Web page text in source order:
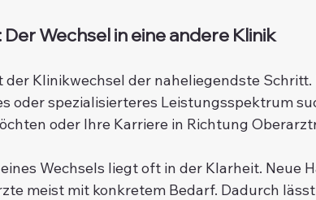
Wechsel in eine andere Klinik
der Klinikwechsel der naheliegendste
oder spezialisierteres Leistungsspektrum
oder Ihre Karriere in Richtung
Wechsels liegt oft in der Klarheit. Neue
meist mit konkretem Bedarf. Dadurch